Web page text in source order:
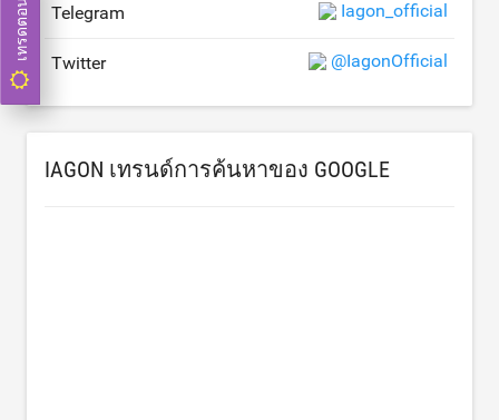
Telegram Iagon_official
Twitter @IagonOfficial
IAGON เทรนด์การค้นหาของ GOOGLE
เทรดตอนนี้